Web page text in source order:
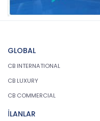
GLOBAL
CB INTERNATIONAL
CB LUXURY
CB COMMERCIAL
İLANLAR